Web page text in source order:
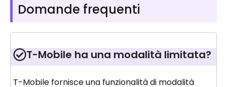
Domande frequenti
T-Mobile ha una modalità limitata?
T-Mobile fornisce una funzionalità di modalità